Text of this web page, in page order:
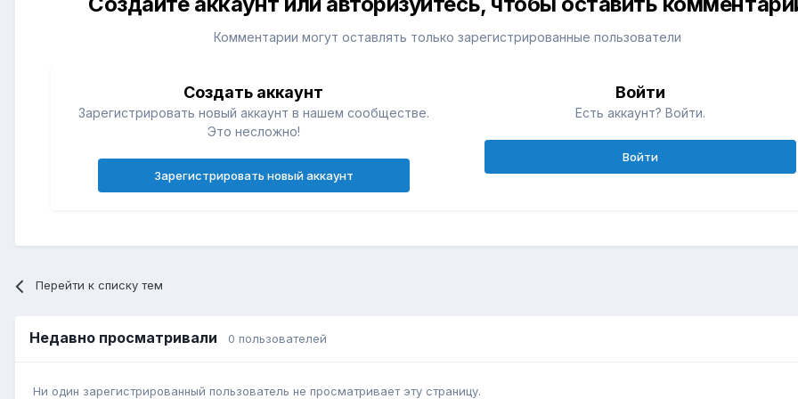
Комментарии могут оставлять только зарегистрированные пользователи
Создать аккаунт
Зарегистрировать новый аккаунт в нашем сообществе.
Это несложно!
Зарегистрировать новый аккаунт
Войти
Есть аккаунт? Войти.
Войти
Перейти к списку тем
Недавно просматривали 0 пользователей
Ни один зарегистрированный пользователь не просматривает эту страницу.